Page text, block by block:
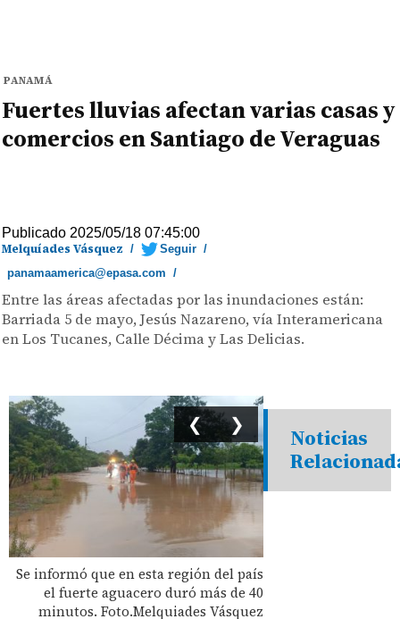
PANAMÁ
Fuertes lluvias afectan varias casas y
comercios en Santiago de Veraguas
Publicado 2025/05/18 07:45:00
Melquíades Vásquez / Seguir /
panamaamerica@epasa.com /
Entre las áreas afectadas por las inundaciones están:
Barriada 5 de mayo, Jesús Nazareno, vía Interamericana
en Los Tucanes, Calle Décima y Las Delicias.
Se informó que en esta región del país
el fuerte aguacero duró más de 40
minutos. Foto.Melquiades Vásquez
❮ ❯
Noticias